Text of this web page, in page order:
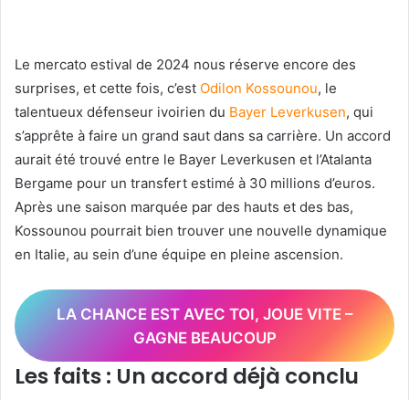
Le mercato estival de 2024 nous réserve encore des
surprises, et cette fois, c’est Odilon Kossounou, le
talentueux défenseur ivoirien du Bayer Leverkusen, qui
s’apprête à faire un grand saut dans sa carrière. Un accord
aurait été trouvé entre le Bayer Leverkusen et l’Atalanta
Bergame pour un transfert estimé à 30 millions d’euros.
Après une saison marquée par des hauts et des bas,
Kossounou pourrait bien trouver une nouvelle dynamique
en Italie, au sein d’une équipe en pleine ascension.
LA CHANCE EST AVEC TOI, JOUE VITE –
GAGNE BEAUCOUP
Les faits : Un accord déjà conclu